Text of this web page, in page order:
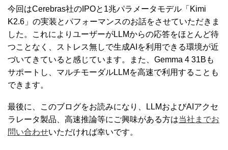
今回はCerebras社のIPOと1兆パラメータモデル「Kimi
K2.6」の実装とパフォーマンスのお話をさせていただきま
した。これによりユーザーがLLMからの応答をほとんど待
つことなく、ストレス無しで生成AIを利用できる環境が近
づいてきていると感じています。また、Gemma 4 31Bも
サポートし、マルチモーダルLLMを高速で利用することも
できます。
最後に、このブログをお読みになり、LLMおよびAIアクセ
ラレータ製品、高速推論等にご興味がある方は当社までお
問い合わせいただければ幸いです。